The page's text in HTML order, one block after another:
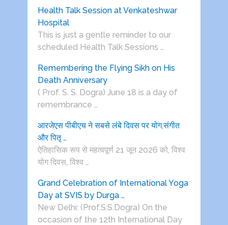
Health Talk Session at Venkateshwar
Hospital
This is just a gentle reminder to our
scheduled Health Talk Sessions …
Remembering the Flying Sikh on His
Death Anniversary
( Prof. S. S. Dogra) June 18 is a day of
remembrance …
आरजेएस पीबीएच ने सबसे लंबे दिवस पर योग,संगीत
और पितृ …
ऐतिहासिक रूप से महत्वपूर्ण 21 जून 2026 को, विश्व
योग दिवस, विश्व …
Grand Celebration of International Yoga
Day at SVIS by Durga …
New Delhi: (Prof.S.S.Dogra) On the
occasion of the 12th International Day